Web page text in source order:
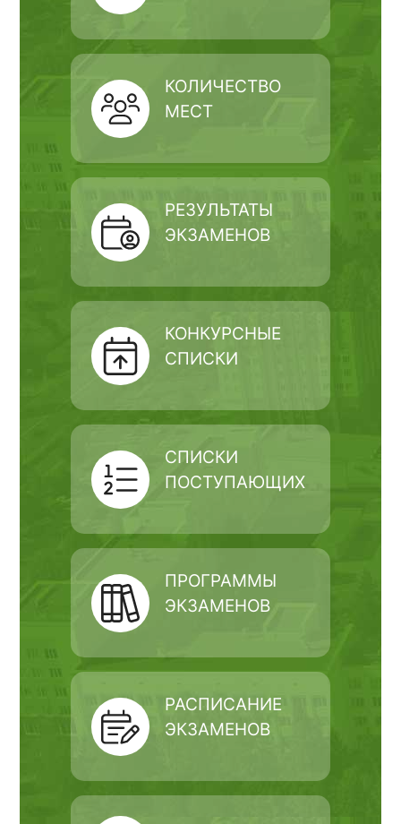
КОЛИЧЕСТВО
МЕСТ
РЕЗУЛЬТАТЫ
ЭКЗАМЕНОВ
КОНКУРСНЫЕ
СПИСКИ
СПИСКИ
ПОСТУПАЮЩИХ
ПРОГРАММЫ
ЭКЗАМЕНОВ
РАСПИСАНИЕ
ЭКЗАМЕНОВ